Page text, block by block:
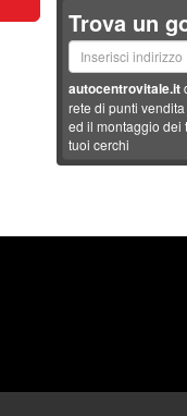
Trova un
autocentrovitale.it
rete di punti
ed il montaggio dei
tuoi cerchi